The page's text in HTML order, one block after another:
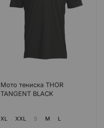
Мото тениска THOR
TANGENT BLACK
XL XXL S M L